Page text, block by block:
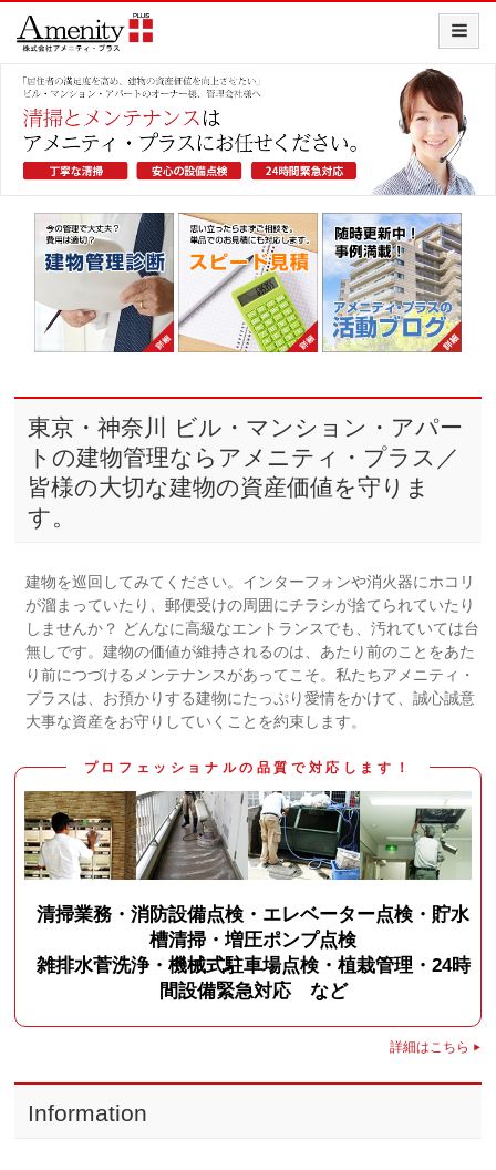
東京・神奈川 ビル・マンション・アパー
トの建物管理ならアメニティ・プラス／
皆様の大切な建物の資産価値を守りま
す。
建物を巡回してみてください。インターフォンや消火器にホコリ
が溜まっていたり、郵便受けの周囲にチラシが捨てられていたり
しませんか？ どんなに高級なエントランスでも、汚れていては台
無しです。建物の価値が維持されるのは、あたり前のことをあた
り前につづけるメンテナンスがあってこそ。私たちアメニティ・
プラスは、お預かりする建物にたっぷり愛情をかけて、誠心誠意
大事な資産をお守りしていくことを約束します。
プロフェッショナルの品質で対応します！
清掃業務・消防設備点検・エレベーター点検・貯水
槽清掃・増圧ポンプ点検
雑排水菅洗浄・機械式駐車場点検・植栽管理・24時
間設備緊急対応 など
詳細はこちら
Information